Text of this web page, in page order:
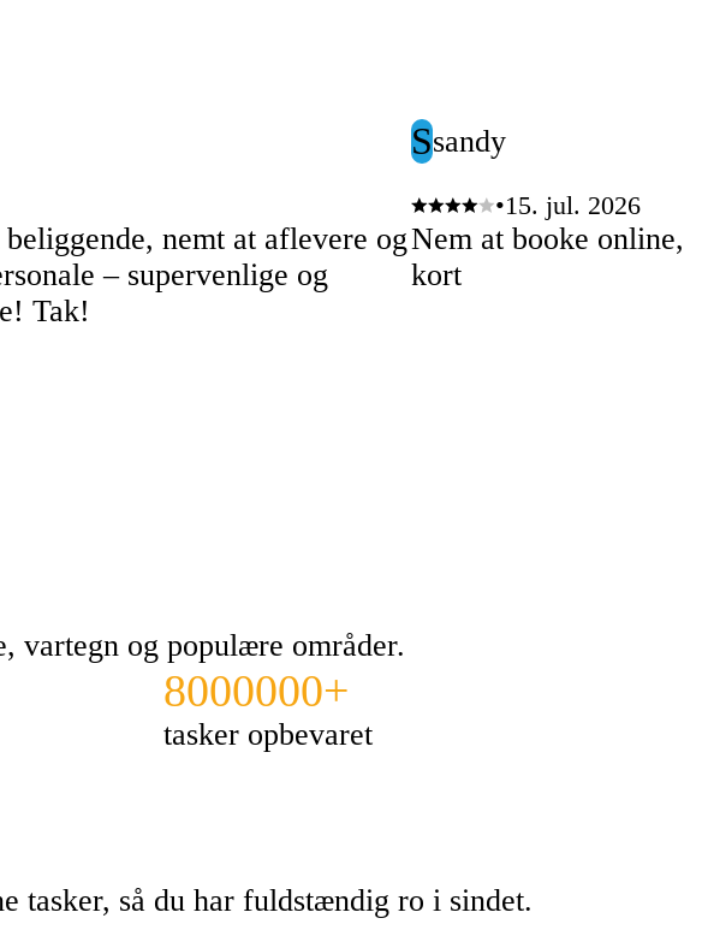
nemt at aflevere og
– supervenlige og
Tak!
Ssandy
•15. jul. 2026
Nem at booke online,
kort
vartegn og populære områder.
8000000+
tasker opbevaret
tasker, så du har fuldstændig ro i sindet.